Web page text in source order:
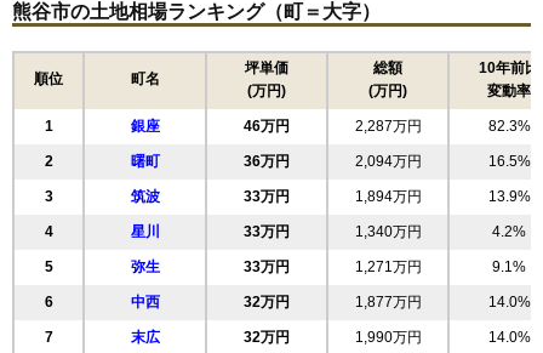
熊谷市の土地相場ランキング（町＝大字）
順位 町名
坪単価
(万円)
総額
(万円)
10年前比
変動率
1 銀座 46万円 2,287万円 82.3%
2 曙町 36万円 2,094万円 16.5%
3 筑波 33万円 1,894万円 13.9%
4 星川 33万円 1,340万円 4.2%
5 弥生 33万円 1,271万円 9.1%
6 中西 32万円 1,877万円 14.0%
7 末広 32万円 1,990万円 14.0%